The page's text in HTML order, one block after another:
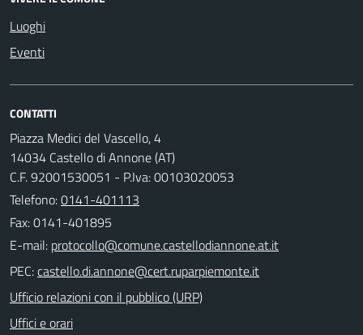
Luoghi
Eventi
CONTATTI
Piazza Medici del Vascello, 4
14034 Castello di Annone (AT)
C.F. 92001530051 - P.Iva: 00103020053
Telefono:0141-401113
Fax: 0141-401895
E-mail:
PEC:
Ufficio relazioni con il pubblico (URP)
Uffici e orari